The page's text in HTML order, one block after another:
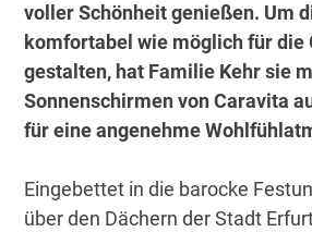
voller Schönheit genießen. Um
komfortabel wie möglich für die
gestalten, hat Familie Kehr sie
Sonnenschirmen von Caravita
für eine angenehme
Eingebettet in die barocke
über den Dächern der Stadt